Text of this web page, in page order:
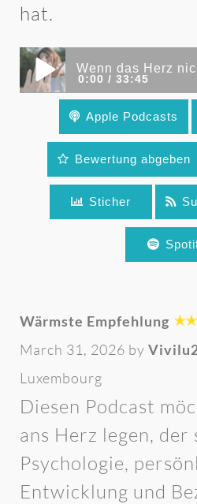
hat.
0:00 33:45
Wenn das Herz nicht
Verstand längst weiß –
Bindungstrauma und
Apple Podcasts
Bewertung abgeben
Sticher
Wärmste Empfehlung
March 31, 2026 by
Luxembourg
Diesen Podcast
ans Herz legen, der
Psychologie,
Entwicklung und